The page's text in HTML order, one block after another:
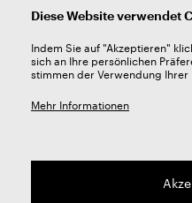
T: +420 576 777 519
Technische
Diese Website verwendet
Indem Sie auf "Akzeptieren"
sich an Ihre persönlichen
stimmen der Verwendung Ihrer
Mehr Informationen